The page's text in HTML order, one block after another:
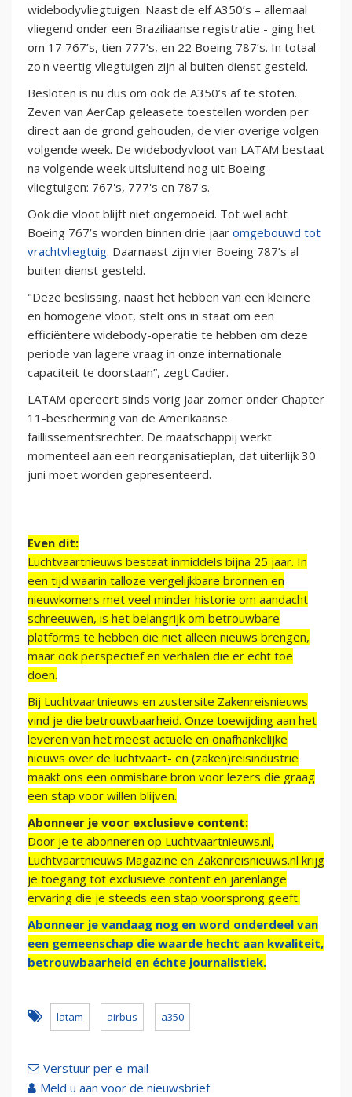
widebodyvliegtuigen. Naast de elf A350’s – allemaal
vliegend onder een Braziliaanse registratie - ging het
om 17 767’s, tien 777’s, en 22 Boeing 787’s. In totaal
zo'n veertig vliegtuigen zijn al buiten dienst gesteld.
Besloten is nu dus om ook de A350’s af te stoten.
Zeven van AerCap geleasete toestellen worden per
direct aan de grond gehouden, de vier overige volgen
volgende week. De widebodyvloot van LATAM bestaat
na volgende week uitsluitend nog uit Boeing-
vliegtuigen: 767's, 777's en 787's.
Ook die vloot blijft niet ongemoeid. Tot wel acht
Boeing 767’s worden binnen drie jaar omgebouwd tot
vrachtvliegtuig. Daarnaast zijn vier Boeing 787’s al
buiten dienst gesteld.
"Deze beslissing, naast het hebben van een kleinere
en homogene vloot, stelt ons in staat om een
efficiëntere widebody-operatie te hebben om deze
periode van lagere vraag in onze internationale
capaciteit te doorstaan”, zegt Cadier.
LATAM opereert sinds vorig jaar zomer onder Chapter
11-bescherming van de Amerikaanse
faillissementsrechter. De maatschappij werkt
momenteel aan een reorganisatieplan, dat uiterlijk 30
juni moet worden gepresenteerd.
Even dit:
Luchtvaartnieuws bestaat inmiddels bijna 25 jaar. In
een tijd waarin talloze vergelijkbare bronnen en
nieuwkomers met veel minder historie om aandacht
schreeuwen, is het belangrijk om betrouwbare
platforms te hebben die niet alleen nieuws brengen,
maar ook perspectief en verhalen die er echt toe
doen.
Bij Luchtvaartnieuws en zustersite Zakenreisnieuws
vind je die betrouwbaarheid. Onze toewijding aan het
leveren van het meest actuele en onafhankelijke
nieuws over de luchtvaart- en (zaken)reisindustrie
maakt ons een onmisbare bron voor lezers die graag
een stap voor willen blijven.
Abonneer je voor exclusieve content:
Door je te abonneren op Luchtvaartnieuws.nl,
Luchtvaartnieuws Magazine en Zakenreisnieuws.nl krijg
je toegang tot exclusieve content en jarenlange
ervaring die je steeds een stap voorsprong geeft.
Abonneer je vandaag nog en word onderdeel van
een gemeenschap die waarde hecht aan kwaliteit,
betrouwbaarheid en échte journalistiek.
latam airbus a350
Verstuur per e-mail
Meld u aan voor de nieuwsbrief